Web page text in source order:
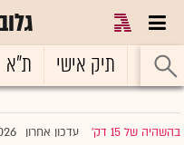
ראשי תיק אישי ת"א
בהשהיה של 15 דק' |עדכון אחרון